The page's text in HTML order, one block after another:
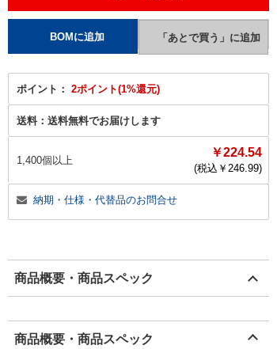
ポイント： 2ポイント(1%還元)
送料： 送料無料でお届けします
1,400個以上
￥224.54
(税込￥ 246.99)
納期・仕様・代替品のお問合せ
商品概要・商品スペック
商品概要・商品スペック